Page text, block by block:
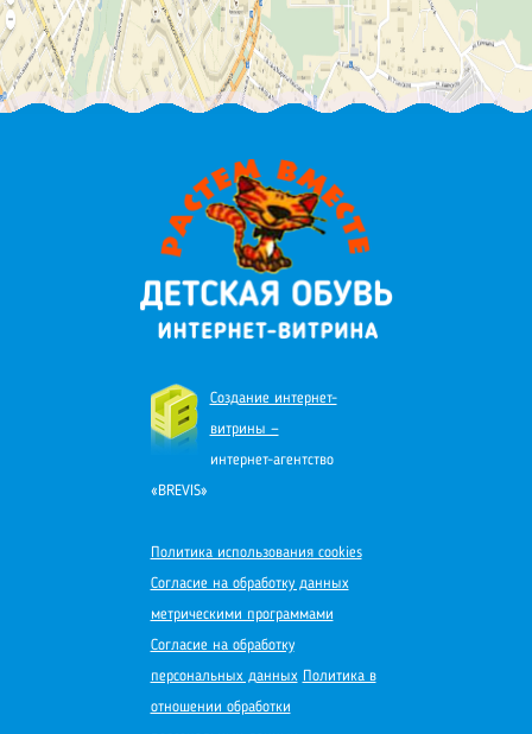
Создание интернет-
витрины —
интернет-агентство
«BREVIS»
Политика использования cookies
Согласие на обработку данных
метрическими программами
Согласие на обработку
персональных данных
Политика в
отношении обработки